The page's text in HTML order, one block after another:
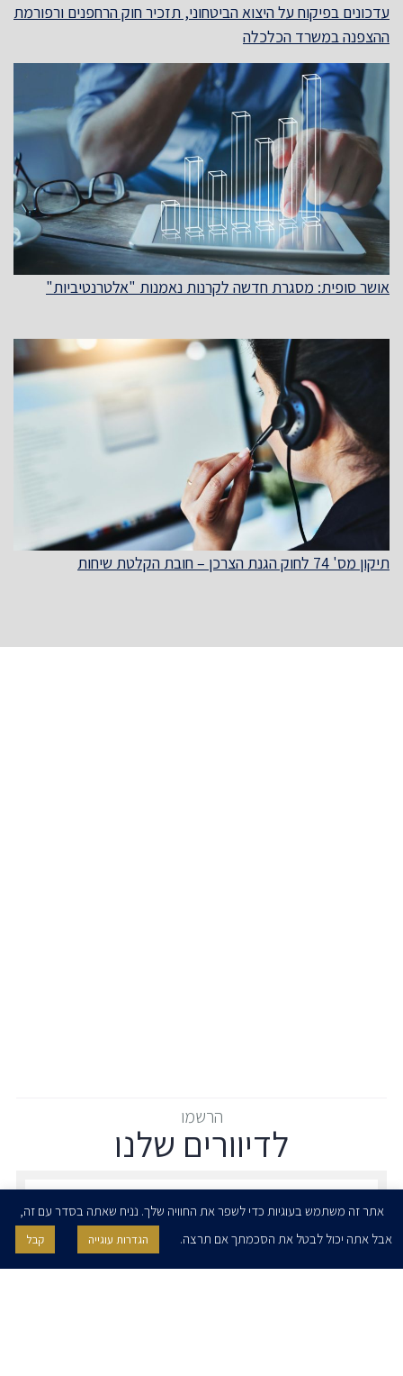
עדכונים בפיקוח על היצוא הביטחוני, תזכיר חוק הרחפנים ורפורמת
ההצפנה במשרד הכלכלה
אושר סופית: מסגרת חדשה לקרנות נאמנות "אלטרנטיביות"
תיקון מס' 74 לחוק הגנת הצרכן – חובת הקלטת שיחות
הרשמו
לדיוורים שלנו
אני מאשר/ת בזאת להרצוג, פוקס, נאמן ושות' לשלוח לי ניוזלטרים,
הודעות והזמנות לאירועים וכנסים. אני רשאי/ת לחזור בי מהסכמתי לעיל בכל
אתר זה משתמש בעוגיות כדי לשפר את החוויה שלך. נניח שאתה בסדר עם זה,
אבל אתה יכול לבטל את הסכמתך אם תרצה.
הגדרות עוגייה קבל